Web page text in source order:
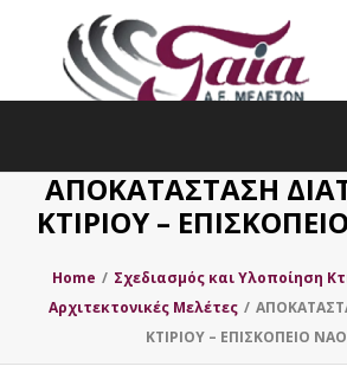
ΑΠΟΚΑΤΑΣΤΑΣΗ
ΚΤΙΡΙΟΥ –
Home / Σχεδιασμός και Υλοποίηση
Αρχιτεκτονικές Μελέτες /
ΚΤΙΡΙΟΥ – ΕΠΙΣΚΟΠΕΙΟ